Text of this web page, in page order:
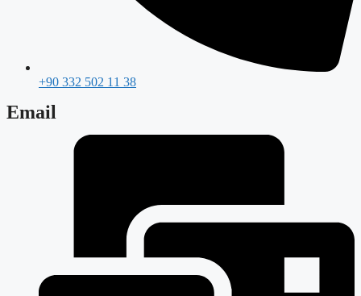
+90 332 502 11 38
Email